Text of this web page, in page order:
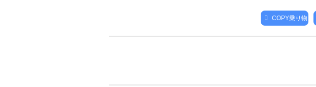
COPY乗り物